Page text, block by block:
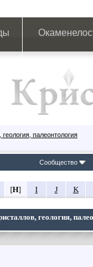
палеонтология
Сообщество
[H] I J K
геология,